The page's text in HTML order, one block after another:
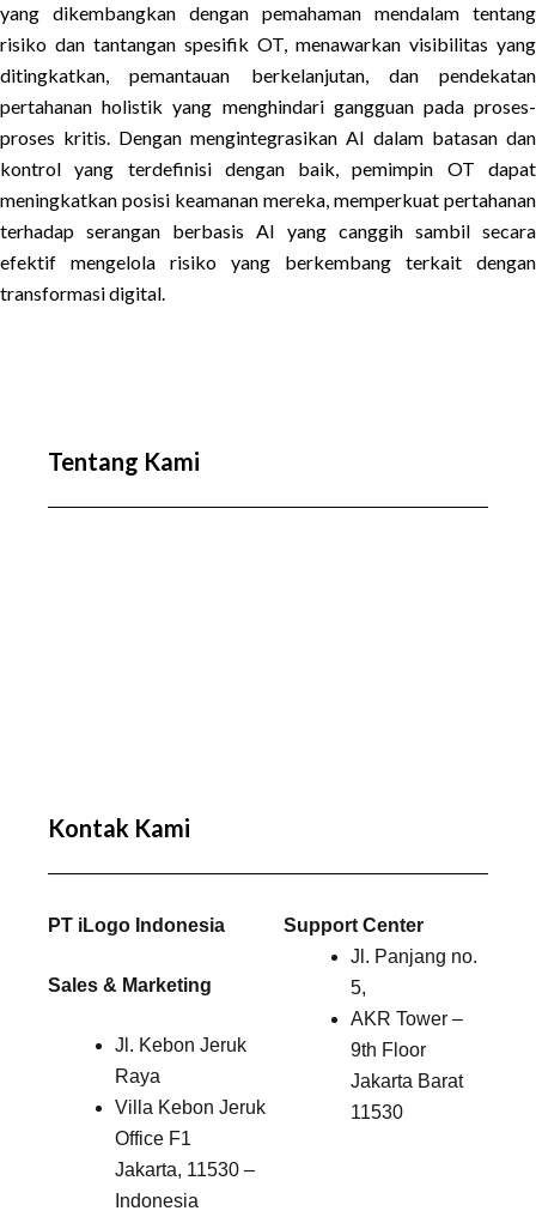
yang dikembangkan dengan pemahaman mendalam tentang
risiko dan tantangan spesifik OT, menawarkan visibilitas yang
ditingkatkan, pemantauan berkelanjutan, dan pendekatan
pertahanan holistik yang menghindari gangguan pada proses-
proses kritis. Dengan mengintegrasikan AI dalam batasan dan
kontrol yang terdefinisi dengan baik, pemimpin OT dapat
meningkatkan posisi keamanan mereka, memperkuat pertahanan
terhadap serangan berbasis AI yang canggih sambil secara
efektif mengelola risiko yang berkembang terkait dengan
transformasi digital.
Tentang Kami
Kontak Kami
PT iLogo Indonesia
Sales & Marketing
Jl. Kebon Jeruk
Raya
Villa Kebon Jeruk
Office F1
Jakarta, 11530 –
Indonesia
Support Center
Jl. Panjang no.
5,
AKR Tower –
9th Floor
Jakarta Barat
11530